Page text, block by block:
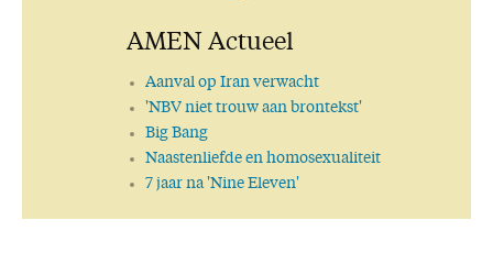
AMEN Actueel
Aanval op Iran verwacht
'NBV niet trouw aan brontekst'
Big Bang
Naastenliefde en homosexualiteit
7 jaar na 'Nine Eleven'